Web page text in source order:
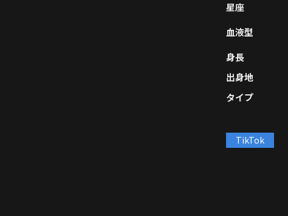
星座
血液型
身長
出身地
タイプ
TikTok